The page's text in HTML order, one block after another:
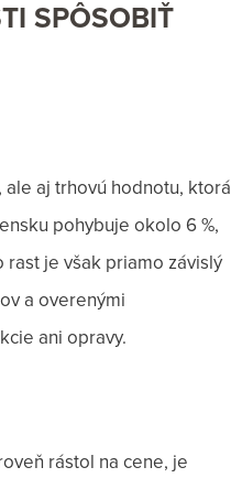
SPÔSOBIŤ
aj trhovú hodnotu, ktorá
pohybuje okolo 6 %,
je však priamo závislý
a overenými
ani opravy.
rástol na cene, je